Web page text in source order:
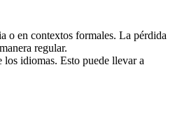
o en contextos formales. La pérdida
regular.
los idiomas. Esto puede llevar a